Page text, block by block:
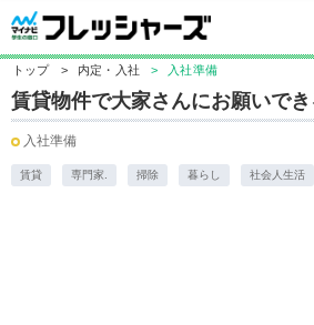
トップ > 内定・入社 > 入社準備
賃貸物件で大家さんにお願いでき
入社準備
賃貸 専門家. 掃除 暮らし 社会人生活